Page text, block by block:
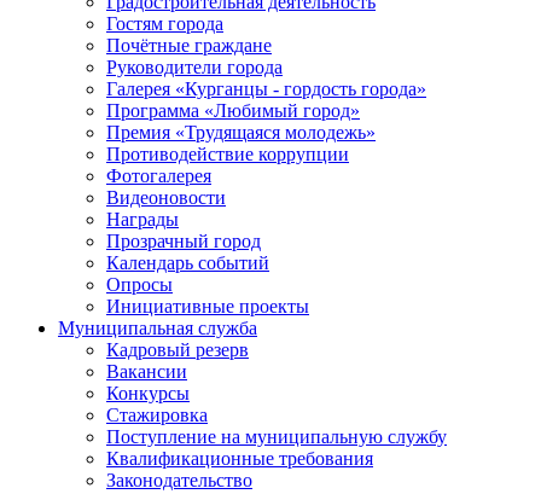
Гостям города
Почётные граждане
Руководители города
Галерея «Курганцы - гордость города»
Программа «Любимый город»
Премия «Трудящаяся молодежь»
Противодействие коррупции
Фотогалерея
Видеоновости
Награды
Прозрачный город
Календарь событий
Опросы
Инициативные проекты
Муниципальная служба
Кадровый резерв
Вакансии
Конкурсы
Стажировка
Поступление на муниципальную службу
Квалификационные требования
Законодательство